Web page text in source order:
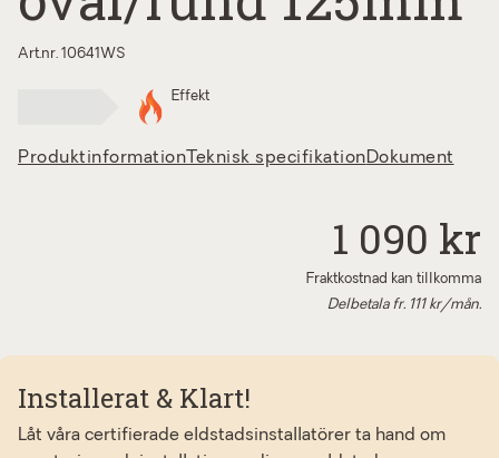
Art.nr. 10641WS
Effekt
Produktinformation Teknisk specifikationDokument
1 090 kr
Fraktkostnad kan tillkomma
Delbetala fr. 111kr/mån.
Installerat & Klart!
Låt våra certifierade eldstadsinstallatörer ta hand om